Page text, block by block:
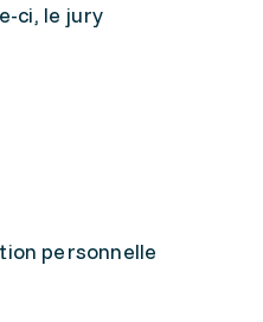
ci, le jury
personnelle